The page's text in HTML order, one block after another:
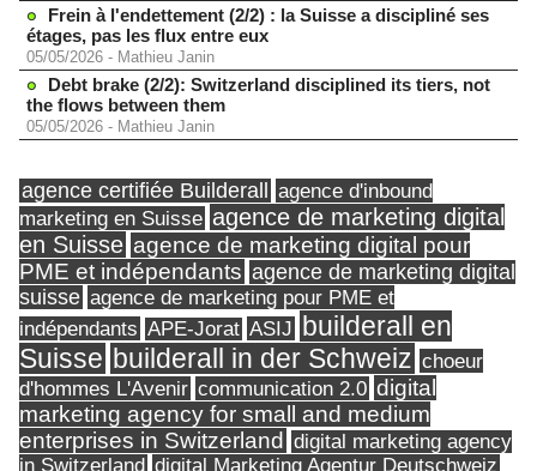
Frein à l'endettement (2/2) : la Suisse a discipliné ses
étages, pas les flux entre eux
05/05/2026 - Mathieu Janin
Debt brake (2/2): Switzerland disciplined its tiers, not
the flows between them
05/05/2026 - Mathieu Janin
agence certifiée Builderall
agence d'inbound
marketing en Suisse agence de marketing digital
en Suisse agence de marketing digital pour
PME et indépendants agence de marketing digital
suisse agence de marketing pour PME et
indépendants APE-Jorat ASIJ builderall en
Suisse builderall in der Schweiz choeur
d'hommes L'Avenir communication 2.0 digital
marketing agency for small and medium
enterprises in Switzerland digital marketing agency
in Switzerland digital Marketing Agentur Deutschweiz